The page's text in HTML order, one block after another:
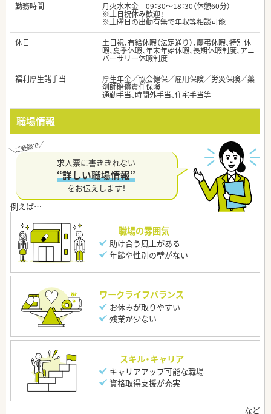
勤務時間
月火水木金 09：30～18：30（休憩60分）
※土日祝休み歓迎！
※土曜日の出勤有無で年収等相談可能
休日
土日祝、有給休暇（法定通り）、慶弔休暇、特別休
暇、夏季休暇、年末年始休暇、長期休暇制度、アニ
バーサリー休暇制度
福利厚生諸手当
厚生年金／協会健保／雇用保険／労災保険／薬
剤師賠償責任保険
通勤手当、時間外手当、住宅手当等
職場情報
求人票に書ききれない
“詳しい職場情報”
をお伝えします！
職場の雰囲気
助け合う風土がある
年齢や性別の壁がない
ワークライフバランス
お休みが取りやすい
残業が少ない
スキル・キャリア
キャリアアップ可能な職場
資格取得支援が充実